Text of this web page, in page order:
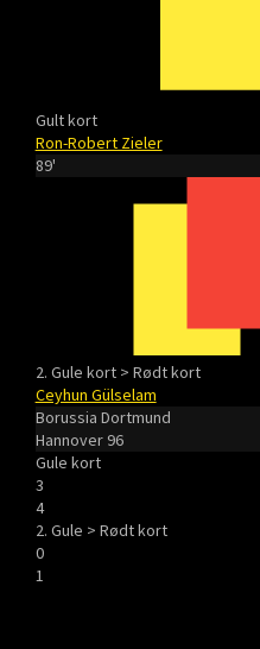
Gult kort
Ron-Robert Zieler
89'
2. Gule kort > Rødt kort
Ceyhun Gülselam
Borussia Dortmund
Hannover 96
Gule kort
3
4
2. Gule > Rødt kort
0
1